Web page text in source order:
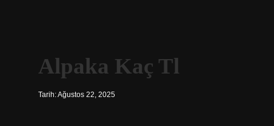
Alpaka Kaç Tl
Tarih: Ağustos 22, 2025